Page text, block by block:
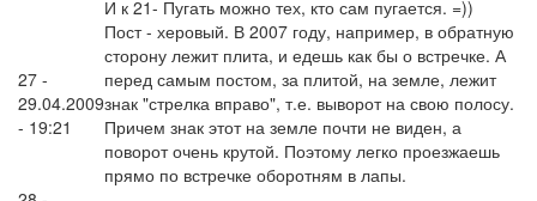
И к 21- Пугать можно тех, кто сам пугается. =))
27 -
29.04.2009
- 19:21
Пост - херовый. В 2007 году, например, в обратную
сторону лежит плита, и едешь как бы о встречке. А
перед самым постом, за плитой, на земле, лежит
знак "стрелка вправо", т.е. выворот на свою полосу.
Причем знак этот на земле почти не виден, а
поворот очень крутой. Поэтому легко проезжаешь
прямо по встречке оборотням в лапы.